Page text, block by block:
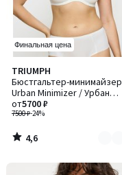
Финальная цена
TRIUMPH
Бюстгальтер-минимайзер
Urban Minimizer / Урбан
Минимайзер
7500 ₽-24%
от5700 ₽
4,6
/ 5
Количество
цветов:
2
4,6
/